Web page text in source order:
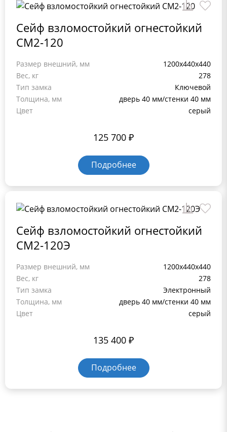
Сейф взломостойкий огнестойкий
СМ2-120
Размер внешний, мм
1200x440x440
Вес, кг
278
Тип замка
Ключевой
Толщина, мм
дверь 40 мм/стенки 40 мм
Цвет
серый
125 700 ₽
Подробнее
Сейф взломостойкий огнестойкий
СМ2-120Э
Размер внешний, мм
1200x440x440
Вес, кг
278
Тип замка
Электронный
Толщина, мм
дверь 40 мм/стенки 40 мм
Цвет
серый
135 400 ₽
Подробнее